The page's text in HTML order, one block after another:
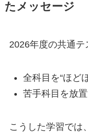
たメッセージ
2026年度の共通テ
全科目を“ほど
苦手科目を放
こうした学習では